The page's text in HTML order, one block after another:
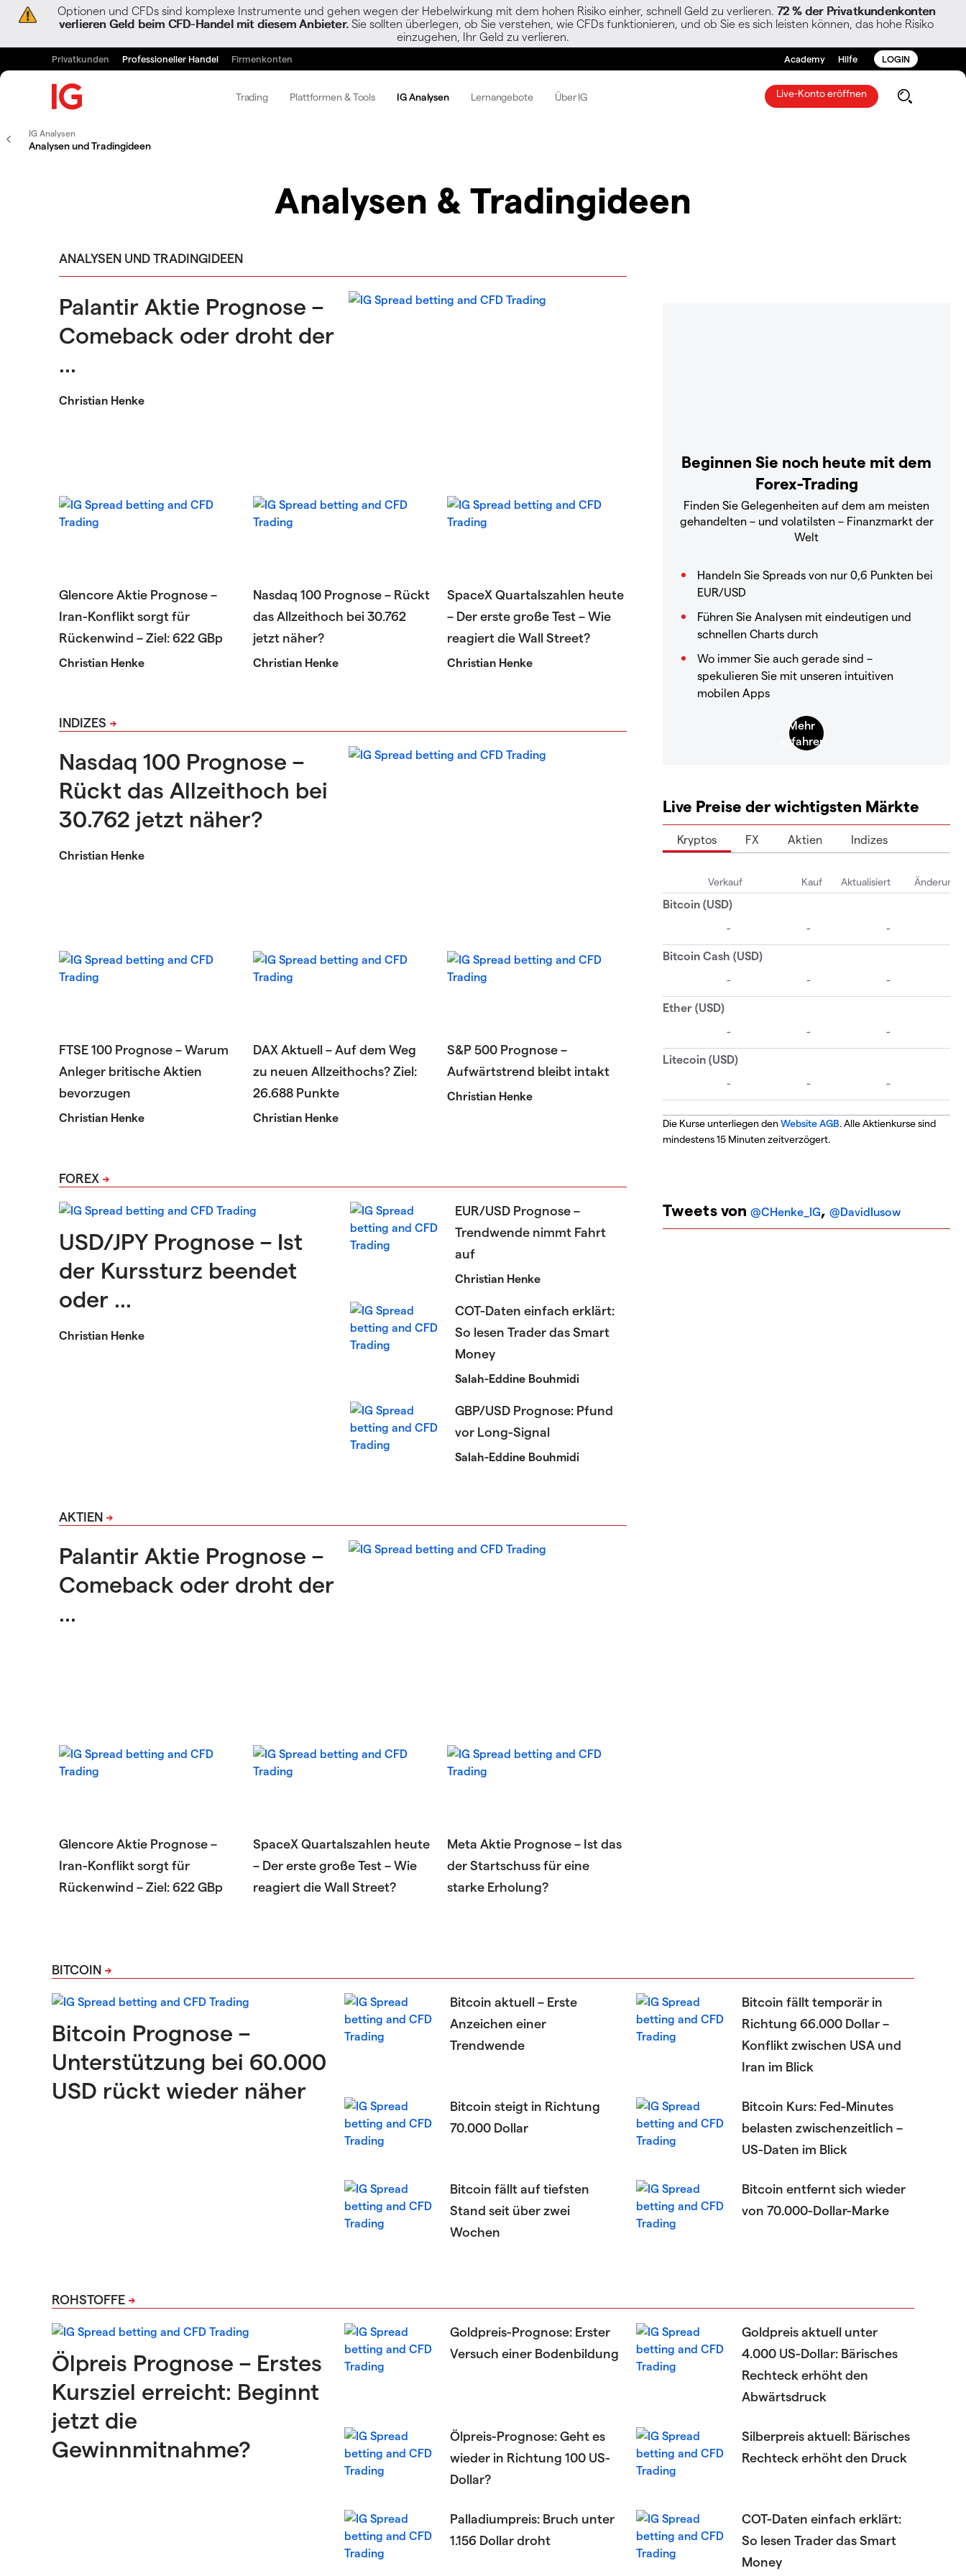
Optionen und CFDs sind komplexe Instrumente und gehen wegen der Hebelwirkung mit dem hohen Risiko einher, schnell Geld zu verlieren. 72 % der Privatkundenkonten
verlieren Geld beim CFD-Handel mit diesem Anbieter. Sie sollten überlegen, ob Sie verstehen, wie CFDs funktionieren, und ob Sie es sich leisten können, das hohe Risiko
einzugehen, Ihr Geld zu verlieren.
Privatkunden Professioneller Handel Firmenkonten Academy Hilfe LOGIN
Trading Plattformen & Tools IG Analysen Lernangebote Über IG Live-Konto eröffnen
IG Analysen
Analysen und Tradingideen
Analysen & Tradingideen
ANALYSEN UND TRADINGIDEEN
Palantir Aktie Prognose –
Comeback oder droht der
...
Christian Henke
Glencore Aktie Prognose –
Iran-Konflikt sorgt für
Rückenwind – Ziel: 622 GBp
Christian Henke
Nasdaq 100 Prognose – Rückt
das Allzeithoch bei 30.762
jetzt näher?
Christian Henke
SpaceX Quartalszahlen heute
– Der erste große Test – Wie
reagiert die Wall Street?
Christian Henke
INDIZES
Nasdaq 100 Prognose –
Rückt das Allzeithoch bei
30.762 jetzt näher?
Christian Henke
FTSE 100 Prognose – Warum
Anleger britische Aktien
bevorzugen
Christian Henke
DAX Aktuell – Auf dem Weg
zu neuen Allzeithochs? Ziel:
26.688 Punkte
Christian Henke
S&P 500 Prognose –
Aufwärtstrend bleibt intakt
Christian Henke
FOREX
USD/JPY Prognose – Ist
der Kurssturz beendet
oder ...
Christian Henke
EUR/USD Prognose –
Trendwende nimmt Fahrt
auf
Christian Henke
COT-Daten einfach erklärt:
So lesen Trader das Smart
Money
Salah-Eddine Bouhmidi
GBP/USD Prognose: Pfund
vor Long-Signal
Salah-Eddine Bouhmidi
AKTIEN
Palantir Aktie Prognose –
Comeback oder droht der
...
Glencore Aktie Prognose –
Iran-Konflikt sorgt für
Rückenwind – Ziel: 622 GBp
SpaceX Quartalszahlen heute
– Der erste große Test – Wie
reagiert die Wall Street?
Meta Aktie Prognose – Ist das
der Startschuss für eine
starke Erholung?
Beginnen Sie noch heute mit dem
Forex-Trading
Finden Sie Gelegenheiten auf dem am meisten
gehandelten – und volatilsten – Finanzmarkt der
Welt
Handeln Sie Spreads von nur 0,6 Punkten bei
EUR/USD
Führen Sie Analysen mit eindeutigen und
schnellen Charts durch
Wo immer Sie auch gerade sind –
spekulieren Sie mit unseren intuitiven
mobilen Apps
Live Preise der wichtigsten Märkte
Kryptos FX Aktien Indizes
Die Kurse unterliegen den Website AGB. Alle Aktienkurse sind
mindestens 15 Minuten zeitverzögert.
Tweets von @CHenke_IG, @DavidIusow
BITCOIN
Bitcoin Prognose –
Unterstützung bei 60.000
USD rückt wieder näher
Bitcoin aktuell – Erste
Anzeichen einer
Trendwende
Bitcoin steigt in Richtung
70.000 Dollar
Bitcoin fällt auf tiefsten
Stand seit über zwei
Wochen
Bitcoin fällt temporär in
Richtung 66.000 Dollar –
Konflikt zwischen USA und
Iran im Blick
Bitcoin Kurs: Fed-Minutes
belasten zwischenzeitlich –
US-Daten im Blick
Bitcoin entfernt sich wieder
von 70.000-Dollar-Marke
ROHSTOFFE
Ölpreis Prognose – Erstes
Kursziel erreicht: Beginnt
jetzt die
Gewinnmitnahme?
Goldpreis-Prognose: Erster
Versuch einer Bodenbildung
Ölpreis-Prognose: Geht es
wieder in Richtung 100 US-
Dollar?
Palladiumpreis: Bruch unter
1.156 Dollar droht
Goldpreis aktuell unter
4.000 US-Dollar: Bärisches
Rechteck erhöht den
Abwärtsdruck
Silberpreis aktuell: Bärisches
Rechteck erhöht den Druck
COT-Daten einfach erklärt:
So lesen Trader das Smart
Money